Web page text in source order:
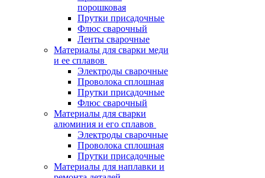
порошковая
Прутки присадочные
Флюс сварочный
Ленты сварочные
Материалы для сварки меди
и ее сплавов
Электроды сварочные
Проволока сплошная
Прутки присадочные
Флюс сварочный
Материалы для сварки
алюминия и его сплавов
Электроды сварочные
Проволока сплошная
Прутки присадочные
Материалы для наплавки и